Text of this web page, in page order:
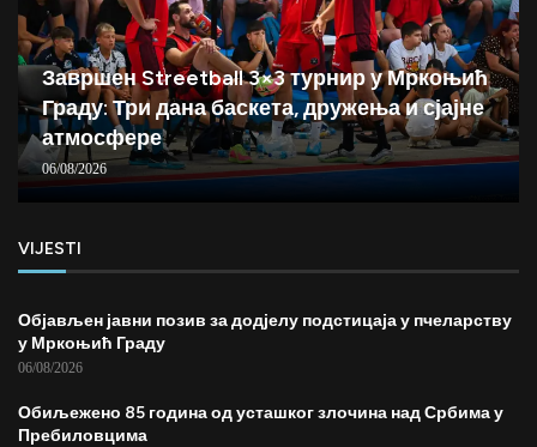
Завршен Streetball 3×3 турнир у Мркоњић
Граду: Три дана баскета, дружења и сјајне
атмосфере
06/08/2026
VIJESTI
Објављен јавни позив за додјелу подстицаја у пчеларству
у Мркоњић Граду
06/08/2026
Обиљежено 85 година од усташког злочина над Србима у
Пребиловцима